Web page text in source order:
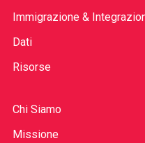
Immigrazione &
Dati
Risorse
Chi Siamo
Missione